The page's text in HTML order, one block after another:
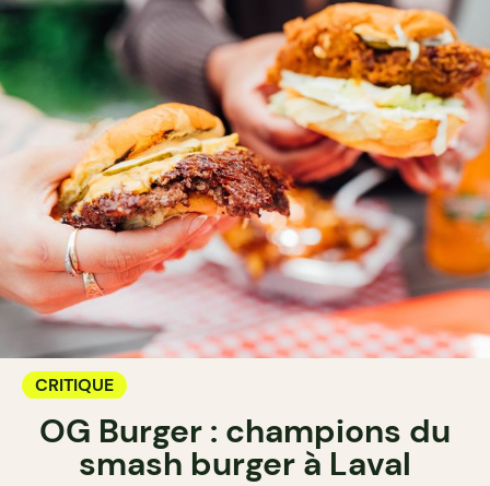
CRITIQUE
OG Burger : champions du
smash burger à Laval